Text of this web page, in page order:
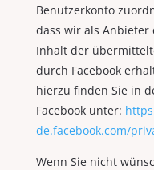
Benutzerkonto
dass wir als Anbieter
Inhalt der
durch Facebook
hierzu finden Sie in
Facebook unter:
de.facebook.com/
Wenn Sie nicht